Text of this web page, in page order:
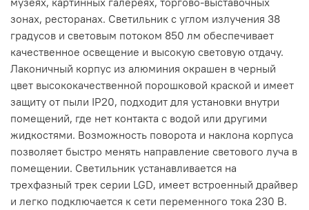
зонах, ресторанах. Светильник с углом излучения 38
градусов и световым потоком 850 лм обеспечивает
качественное освещение и высокую световую отдачу.
Лаконичный корпус из алюминия окрашен в черный
цвет высококачественной порошковой краской и имеет
защиту от пыли IP20, подходит для установки внутри
помещений, где нет контакта с водой или другими
жидкостями. Возможность поворота и наклона корпуса
позволяет быстро менять направление светового луча в
помещении. Светильник устанавливается на
трехфазный трек серии LGD, имеет встроенный драйвер
и легко подключается к сети переменного тока 230 В.